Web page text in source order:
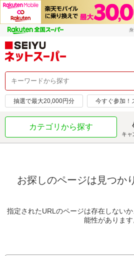
抽選で最大20,000円分 今すぐ参加！
カテゴリから探す
キャ
お探しのページは見つか
指定されたURLのページは存在しない
能性があります